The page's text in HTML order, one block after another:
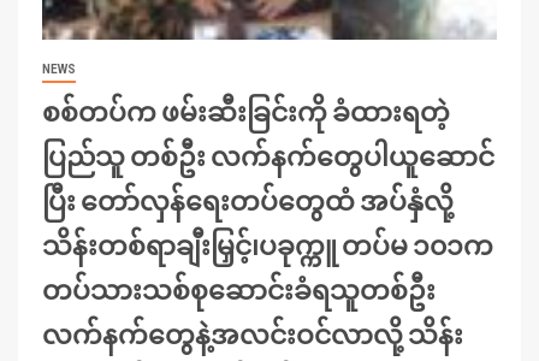
NEWS
စစ်တပ်က ဖမ်းဆီးခြင်းကို ခံထားရတဲ့
ပြည်သူ တစ်ဦး လက်နက်တွေပါယူဆောင်
ပြီး တော်လှန်ရေးတပ်တွေထံ အပ်နှံလို့
သိန်းတစ်ရာချီးမြှင့်၊ပခုက္ကူ တပ်မ ၁၀၁က
တပ်သားသစ်စုဆောင်းခံရသူတစ်ဦး
လက်နက်တွေနဲ့အလင်းဝင်လာလို့ သိန်း